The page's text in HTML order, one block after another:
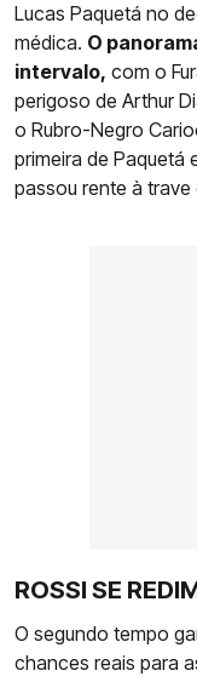
Lucas Paquetá no
médica. O
intervalo, com o
perigoso de Arthur
o Rubro-Negro
primeira de Paquetá
passou rente à
ROSSI SE
O segundo tempo
chances reais para